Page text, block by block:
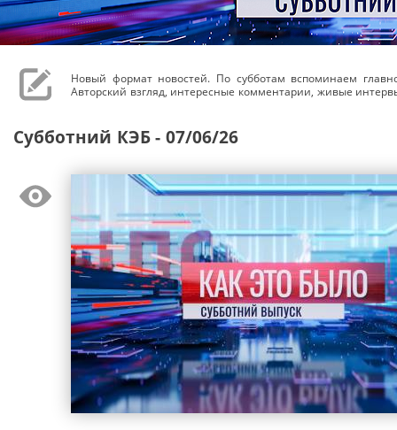
Новый формат новостей. По субботам вспоминаем
Авторский взгляд, интересные комментарии, живые
Субботний КЭБ - 07/06/26